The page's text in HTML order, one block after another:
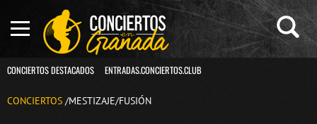
CONCIERTOS DESTACADOS ENTRADAS.CONCIERTOS.CLUB
CONCIERTOS /MESTIZAJE/FUSIÓN